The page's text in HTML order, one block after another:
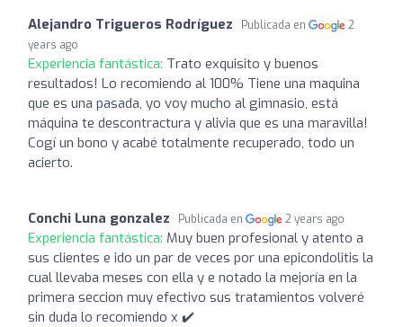
Alejandro Trigueros Rodríguez Publicada en
2
years ago
Experiencia fantástica: Trato exquisito y buenos
resultados! Lo recomiendo al 100% Tiene una maquina
que es una pasada, yo voy mucho al gimnasio, está
máquina te descontractura y alivia que es una maravilla!
Cogí un bono y acabé totalmente recuperado, todo un
acierto.
Conchi Luna gonzalez Publicada en 2 years ago
Experiencia fantástica: Muy buen profesional y atento a
sus clientes e ido un par de veces por una epicondolitis la
cual llevaba meses con ella y e notado la mejoría en la
primera seccion muy efectivo sus tratamientos volveré
sin duda lo recomiendo x ✔️